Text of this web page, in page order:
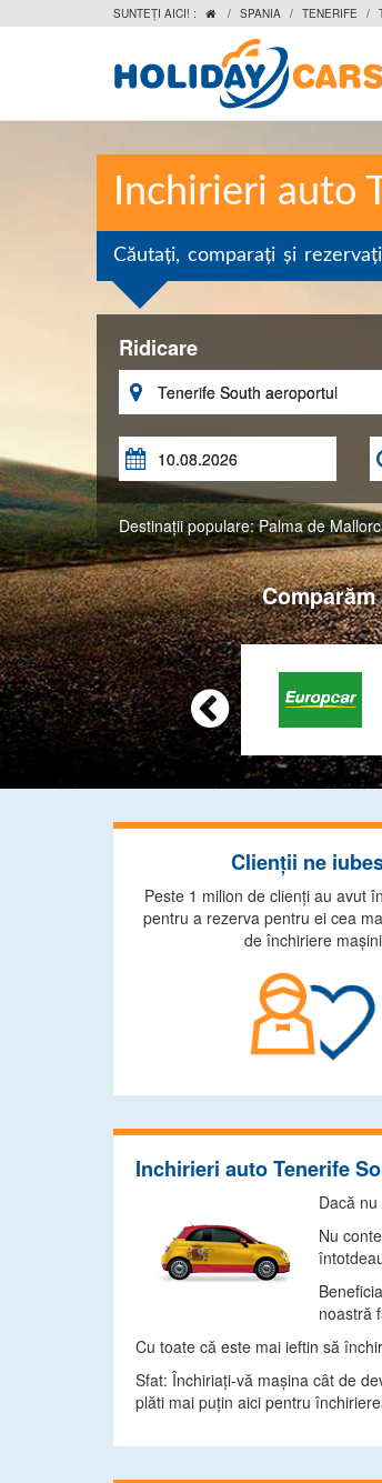
SUNTEŢI AICI! :  / SPANIA / TENERIFE /
Inchirieri auto
Căutaţi, comparaţi şi
Ridicare


Destinaţii populare:Palma de

Clienţii ne
Peste 1 milion de clienţi au avut
pentru a rezerva pentru ei cea
de închiriere maşini
Inchirieri auto Tenerife
Dacă
Nu
noastră
Cu toate că este mai ieftin să
Sfat: Închiriaţi-vă maşina cât de
plăti mai puţin aici pentru